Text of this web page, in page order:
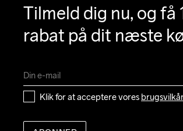
Tilmeld dig nu, og få
rabat på dit næste
Klik for at acceptere vores